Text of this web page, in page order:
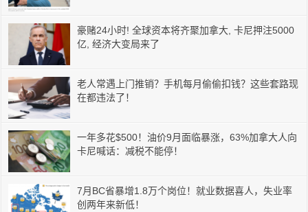
豪赌24小时! 全球资本将齐聚加拿大, 卡尼押注5000
亿, 经济大变局来了
老人常遇上门推销？手机每月偷偷扣钱？这些套路现
在都违法了！
一年多花$500！油价9月面临暴涨，63%加拿大人向
卡尼喊话：减税不能停！
7月BC省暴增1.8万个岗位！就业数据喜人，失业率
创两年来新低！